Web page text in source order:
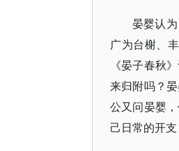
晏婴认
广为台榭、
《晏子春秋
来归附吗？
公又问晏婴
己日常的开